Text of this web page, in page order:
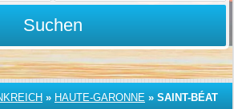
Suchen
» HAUTE-GARONNE » SAINT-BÉAT